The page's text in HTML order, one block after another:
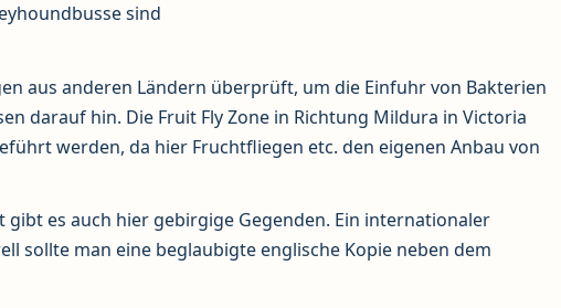
sind
aus anderen Ländern überprüft, um die Einfuhr von Bakterien
darauf hin. Die Fruit Fly Zone in Richtung Mildura in Victoria
werden, da hier Fruchtfliegen etc. den eigenen Anbau von
es auch hier gebirgige Gegenden. Ein internationaler
sollte man eine beglaubigte englische Kopie neben dem